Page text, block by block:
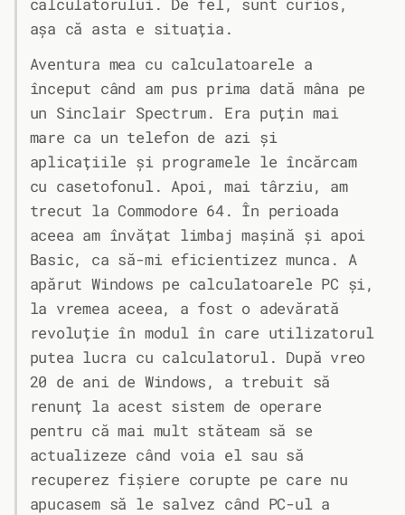
calculatorului. De fel, sunt curios,
așa că asta e situația.
Aventura mea cu calculatoarele a
început când am pus prima dată mâna pe
un Sinclair Spectrum. Era puțin mai
mare ca un telefon de azi și
aplicațiile și programele le încărcam
cu casetofonul. Apoi, mai târziu, am
trecut la Commodore 64. În perioada
aceea am învățat limbaj mașină și apoi
Basic, ca să-mi eficientizez munca. A
apărut Windows pe calculatoarele PC și,
la vremea aceea, a fost o adevărată
revoluție în modul în care utilizatorul
putea lucra cu calculatorul. După vreo
20 de ani de Windows, a trebuit să
renunț la acest sistem de operare
pentru că mai mult stăteam să se
actualizeze când voia el sau să
recuperez fișiere corupte pe care nu
apucasem să le salvez când PC-ul a